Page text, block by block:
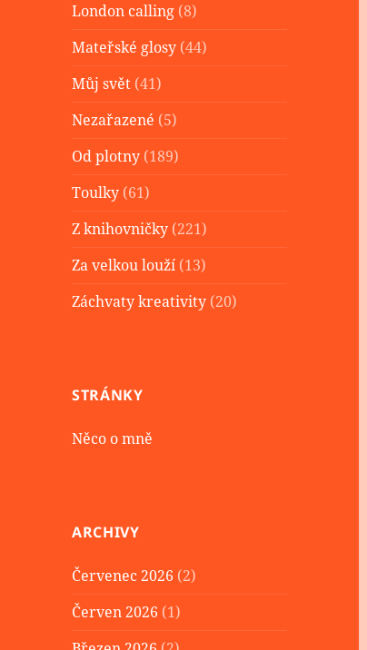
London calling (8)
Mateřské glosy (44)
Můj svět (41)
Nezařazené (5)
Od plotny (189)
Toulky (61)
Z knihovničky (221)
Za velkou louží (13)
Záchvaty kreativity (20)
STRÁNKY
Něco o mně
ARCHIVY
Červenec 2026 (2)
Červen 2026 (1)